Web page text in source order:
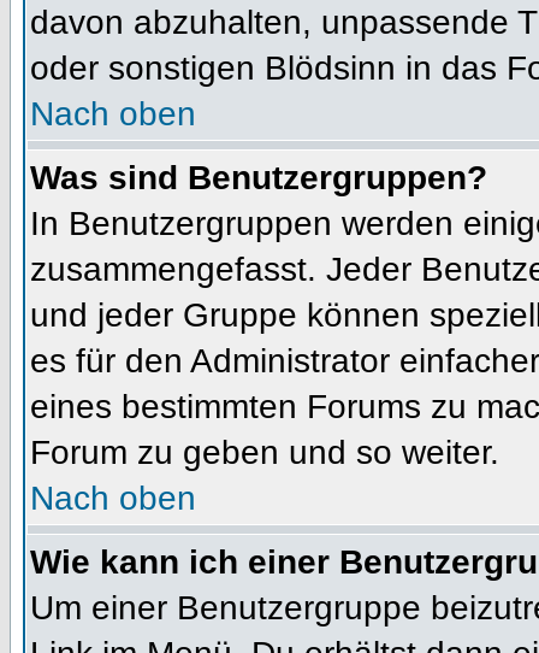
davon abzuhalten, unpassende
oder sonstigen Blödsinn in das
Nach oben
Was sind Benutzergruppen?
In Benutzergruppen werden
zusammengefasst. Jeder
und jeder Gruppe können
es für den Administrator
eines bestimmten Forums zu
Forum zu geben und so weiter.
Nach oben
Wie kann ich einer
Um einer Benutzergruppe